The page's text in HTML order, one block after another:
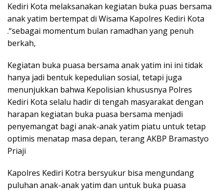
Kediri Kota melaksanakan kegiatan buka puas bersama
anak yatim bertempat di Wisama Kapolres Kediri Kota
.“sebagai momentum bulan ramadhan yang penuh
berkah,
Kegiatan buka puasa bersama anak yatim ini ini tidak
hanya jadi bentuk kepedulian sosial, tetapi juga
menunjukkan bahwa Kepolisian khususnya Polres
Kediri Kota selalu hadir di tengah masyarakat dengan
harapan kegiatan buka puasa bersama menjadi
penyemangat bagi anak-anak yatim piatu untuk tetap
optimis menatap masa depan, terang AKBP Bramastyo
Priaji
Kapolres Kediri Kotra bersyukur bisa mengundang
puluhan anak-anak yatim dan untuk buka puasa